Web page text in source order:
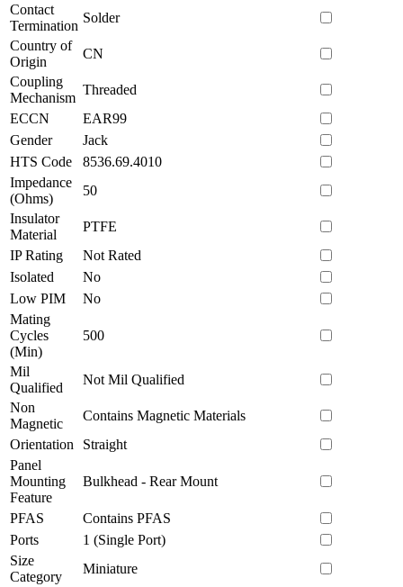
Contact
Termination
Solder
Country of
Origin
CN
Coupling
Mechanism
Threaded
ECCN
EAR99
Gender
Jack
HTS Code
8536.69.4010
Impedance
(Ohms)
50
Insulator
Material
PTFE
IP Rating
Not Rated
Isolated
No
Low PIM
No
Mating
Cycles
(Min)
500
Mil
Qualified
Not Mil Qualified
Non
Magnetic
Contains Magnetic Materials
Orientation
Straight
Panel
Mounting
Feature
Bulkhead - Rear Mount
PFAS
Contains PFAS
Ports
1 (Single Port)
Size
Category
Miniature